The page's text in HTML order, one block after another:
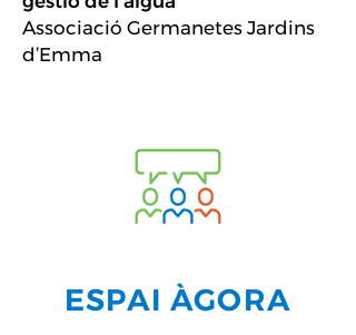
Associació Germanetes Jardins
d’Emma
ESPAI ÀGORA